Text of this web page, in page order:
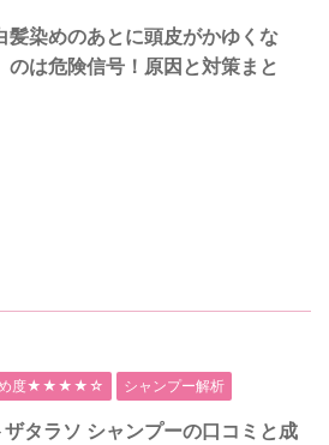
髪染めのあとに頭皮がかゆくな
のは危険信号！原因と対策まと
め度★★★★☆ シャンプー解析
ザタラソ シャンプーの口コミと成